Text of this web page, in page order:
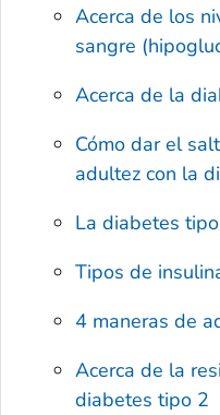
Acerca de los
sangre
Acerca de la
Cómo dar el
adultez con la
La diabetes
Tipos de
4 maneras de
Acerca de la
diabetes tipo 2